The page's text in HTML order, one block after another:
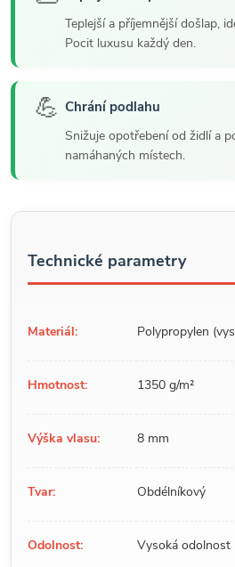
Teplejší a příjemnější došlap,
Pocit luxusu každý den.
💪 Chrání podlahu
Snižuje opotřebení od židlí a
namáhaných místech.
Technické parametry
Materiál: Polypropylen
Hmotnost: 1350 g/m²
Výška vlasu: 8 mm
Tvar: Obdélníkový
Odolnost: Vysoká odolnost